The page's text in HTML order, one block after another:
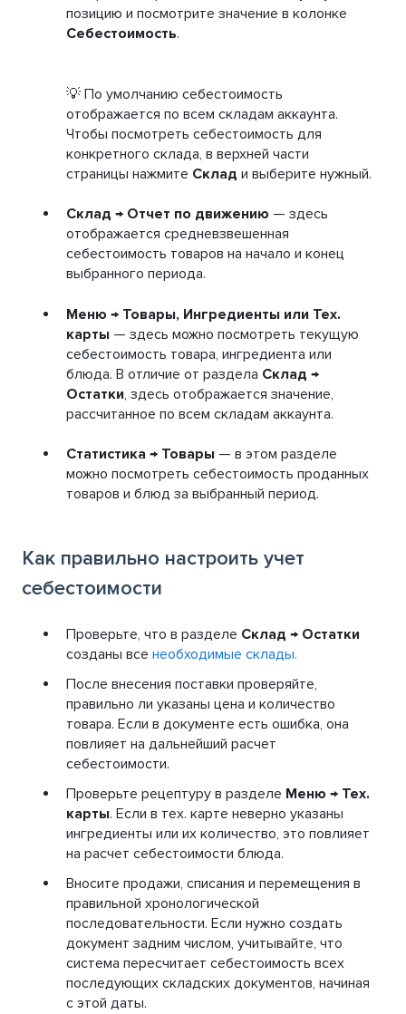
позицию и посмотрите значение в колонке
Себестоимость.
💡 По умолчанию себестоимость
отображается по всем складам аккаунта.
Чтобы посмотреть себестоимость для
конкретного склада, в верхней части
страницы нажмите Склад и выберите нужный.
Склад → Отчет по движению — здесь
отображается средневзвешенная
себестоимость товаров на начало и конец
выбранного периода.
Меню → Товары, Ингредиенты или Тех.
карты — здесь можно посмотреть текущую
себестоимость товара, ингредиента или
блюда. В отличие от раздела Склад →
Остатки, здесь отображается значение,
рассчитанное по всем складам аккаунта.
Статистика → Товары — в этом разделе
можно посмотреть себестоимость проданных
товаров и блюд за выбранный период.
Как правильно настроить учет
себестоимости
Проверьте, что в разделе Склад → Остатки
созданы все необходимые склады.
После внесения поставки проверяйте,
правильно ли указаны цена и количество
товара. Если в документе есть ошибка, она
повлияет на дальнейший расчет
себестоимости.
Проверьте рецептуру в разделе Меню → Тех.
карты. Если в тех. карте неверно указаны
ингредиенты или их количество, это повлияет
на расчет себестоимости блюда.
Вносите продажи, списания и перемещения в
правильной хронологической
последовательности. Если нужно создать
документ задним числом, учитывайте, что
система пересчитает себестоимость всех
последующих складских документов, начиная
с этой даты.